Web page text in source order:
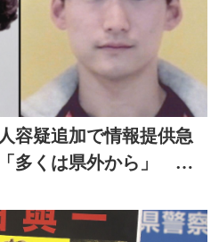
容疑追加で情報提供急
多くは県外から」 別